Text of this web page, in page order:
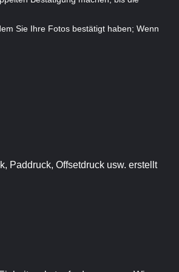
Sie Ihre Fotos bestätigt haben; Wenn
Paddruck, Offsetdruck usw. erstellt